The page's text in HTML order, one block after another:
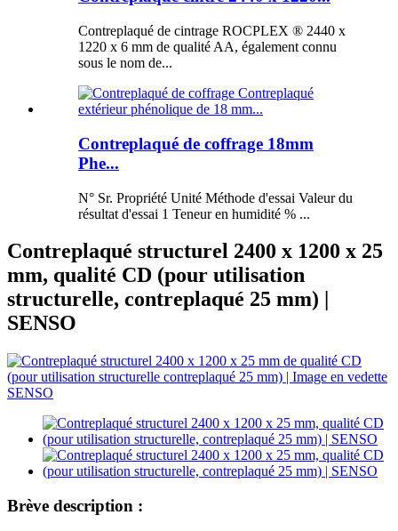
Contreplaqué de cintrage ROCPLEX ® 2440 x
1220 x 6 mm de qualité AA, également connu
sous le nom de...
Contreplaqué de coffrage 18mm
Phe...
N° Sr. Propriété Unité Méthode d'essai Valeur du
résultat d'essai 1 Teneur en humidité % ...
Contreplaqué structurel 2400 x 1200 x 25
mm, qualité CD (pour utilisation
structurelle, contreplaqué 25 mm) |
SENSO
Brève description :